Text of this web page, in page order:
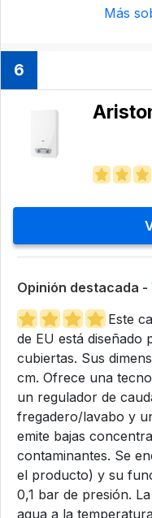
Más
6
Opinión destacada -
Este
de EU está diseñado
cubiertas. Sus
cm. Ofrece una
un regulador de
fregadero/lavabo y
emite bajas
contaminantes. Se
el producto) y su
0,1 bar de presión.
agua a la